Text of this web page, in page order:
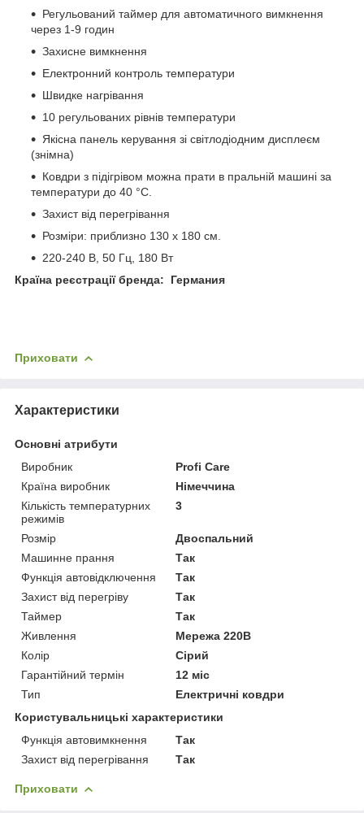
Регульований таймер для автоматичного вимкнення
через 1-9 годин
Захисне вимкнення
Електронний контроль температури
Швидке нагрівання
10 регульованих рівнів температури
Якісна панель керування зі світлодіодним дисплеєм
(знімна)
Ковдри з підігрівом можна прати в пральній машині за
температури до 40 °C.
Захист від перегрівання
Розміри: приблизно 130 x 180 см.
220-240 В, 50 Гц, 180 Вт
Країна реєстрації бренда: Германия
Приховати
Характеристики
Основні атрибути
Виробник
Profi Care
Країна виробник
Німеччина
Кількість температурних
режимів
3
Розмір
Двоспальний
Машинне прання
Так
Функція автовідключення
Так
Захист від перегріву
Так
Таймер
Так
Живлення
Мережа 220В
Колір
Сірий
Гарантійний термін
12 міс
Тип
Електричні ковдри
Користувальницькі характеристики
Функція автовимкнення
Так
Захист від перегрівання
Так
Приховати